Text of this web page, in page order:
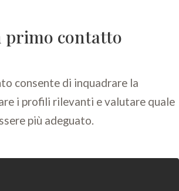
primo contatto
consente di inquadrare la
i profili rilevanti e valutare quale
più adeguato.